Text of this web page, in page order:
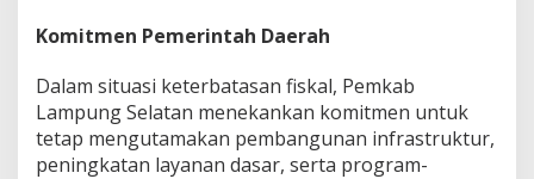
Komitmen Pemerintah Daerah
Dalam situasi keterbatasan fiskal, Pemkab
Lampung Selatan menekankan komitmen untuk
tetap mengutamakan pembangunan infrastruktur,
peningkatan layanan dasar, serta program-